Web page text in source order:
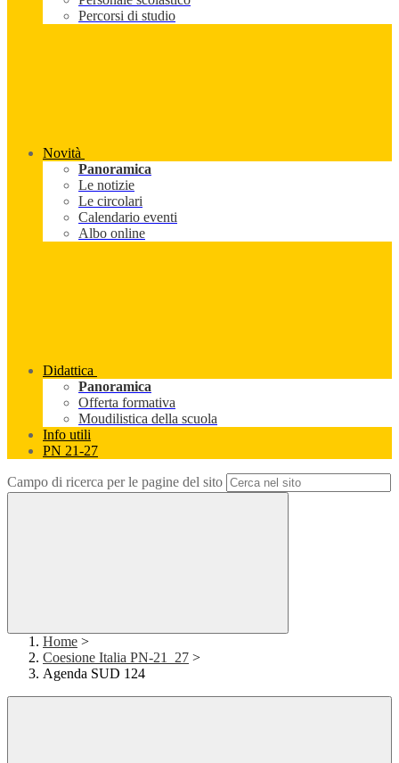
Percorsi di studio
Novità
Panoramica
Le notizie
Le circolari
Calendario eventi
Albo online
Didattica
Panoramica
Offerta formativa
Moudilistica della scuola
Info utili
PN 21-27
Campo di ricerca per le pagine del sito
Home >
Coesione Italia PN-21_27 >
Agenda SUD 124